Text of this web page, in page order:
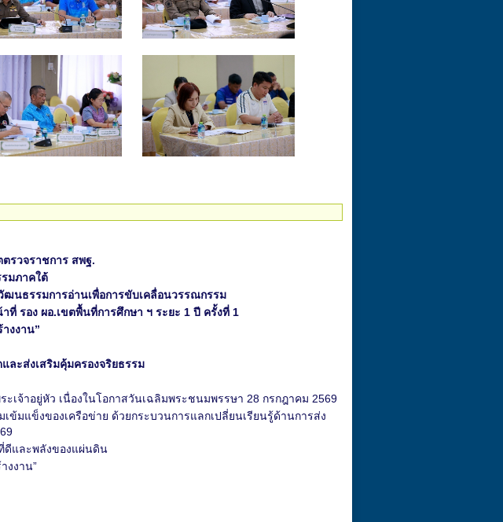
รวจราชการ สพฐ.
มภาคใต้
ฒนธรรมการอ่านเพื่อการขับเคลื่อนวรรณกรรม
รอง ผอ.เขตพื้นที่การศึกษา ฯ ระยะ 1 ปี ครั้งที่ 1
งงาน”
ละส่งเสริมคุ้มครองจริยธรรม
ะเจ้าอยู่หัว เนื่องในโอกาสวันเฉลิมพระชนมพรรษา 28 กรกฎาคม 2569
เข้มแข็งของเครือข่าย ด้วยกระบวนการแลกเปลี่ยนเรียนรู้ด้านการส่ง
ดีและพลังของแผ่นดิน
งงาน”